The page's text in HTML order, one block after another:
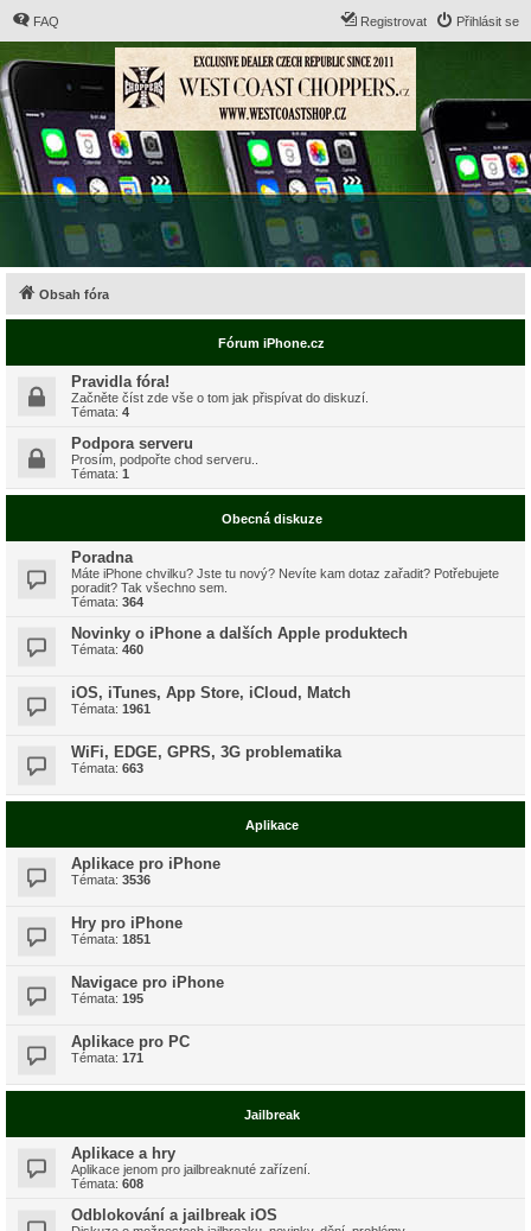
FAQ Přihlásit se
Registrovat
Obsah fóra
Fórum iPhone.cz
Pravidla fóra!
Začněte číst zde vše o tom jak přispívat do diskuzí.
Témata: 4
Podpora serveru
Prosím, podpořte chod serveru..
Témata: 1
Obecná diskuze
Poradna
Máte iPhone chvilku? Jste tu nový? Nevíte kam dotaz zařadit? Potřebujete
poradit? Tak všechno sem.
Témata: 364
Novinky o iPhone a dalších Apple produktech
Témata: 460
iOS, iTunes, App Store, iCloud, Match
Témata: 1961
WiFi, EDGE, GPRS, 3G problematika
Témata: 663
Aplikace
Aplikace pro iPhone
Témata: 3536
Hry pro iPhone
Témata: 1851
Navigace pro iPhone
Témata: 195
Aplikace pro PC
Témata: 171
Jailbreak
Aplikace a hry
Aplikace jenom pro jailbreaknuté zařízení.
Témata: 608
Odblokování a jailbreak iOS